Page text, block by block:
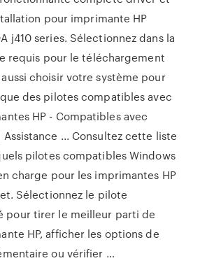
pour imprimante HP
j410 series. Sélectionnez dans la
requis pour le téléchargement
choisir votre système pour
des pilotes compatibles avec
HP - Compatibles avec
Assistance ... Consultez cette liste
pilotes compatibles Windows
charge pour les imprimantes HP
Sélectionnez le pilote
pour tirer le meilleur parti de
HP, afficher les options de
ou vérifier …